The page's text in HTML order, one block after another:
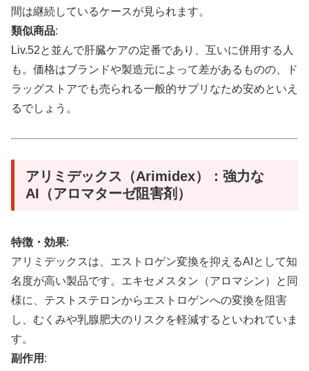
間は継続しているケースが見られます。
類似商品:
Liv.52と並んで肝臓ケアの定番であり、互いに併用する人
も。価格はブランドや製造元によって差があるものの、ド
ラッグストアでも売られる一般的サプリなため安めといえ
るでしょう。
アリミデックス（Arimidex）：強力な
AI（アロマターゼ阻害剤）
特徴・効果:
アリミデックスは、エストロゲン変換を抑えるAIとして知
名度が高い製品です。エキセメスタン（アロマシン）と同
様に、テストステロンからエストロゲンへの変換を阻害
し、むくみや乳腺肥大のリスクを軽減するといわれていま
す。
副作用 :